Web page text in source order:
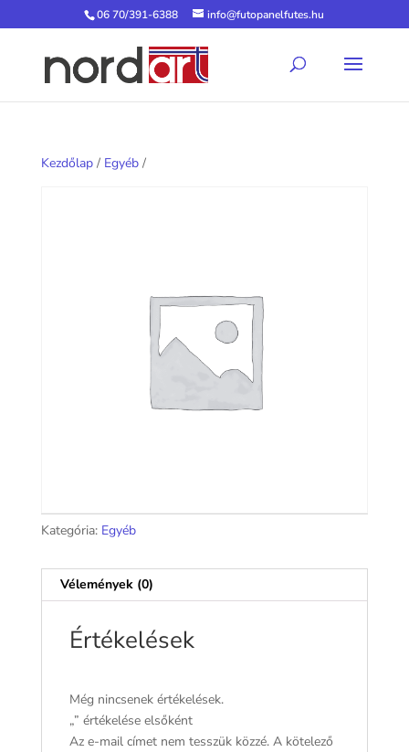
06 70/391-6388 info@futopanelfutes.hu
Kezdőlap/ Egyéb/
Kategória: Egyéb
Vélemények (0)
Értékelések
Még nincsenek értékelések.
„” értékelése elsőként
Az e-mail címet nem tesszük közzé. A kötelező